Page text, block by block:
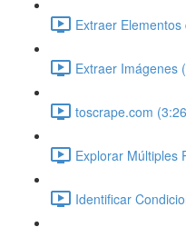
Extraer
Extraer Imágenes
toscrape.com
Explorar Múltiples
Identificar